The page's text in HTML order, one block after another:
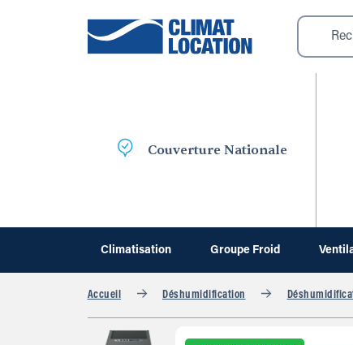
Couverture Nationale
Climatisation Groupe Froid
Accueil Déshumidification